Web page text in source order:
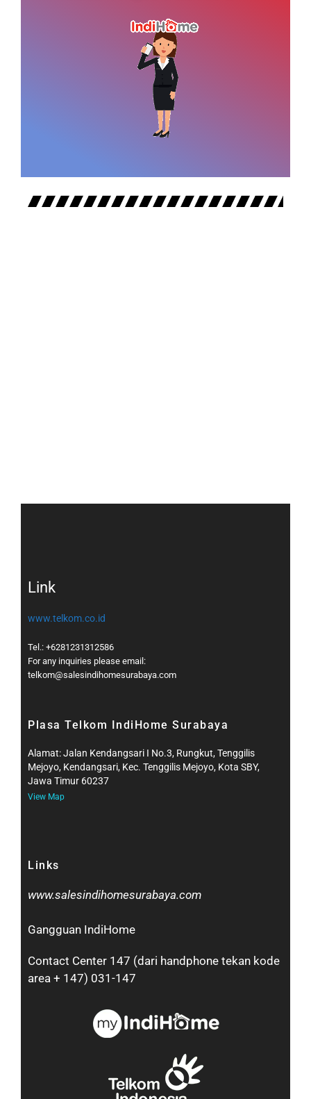
Link
www.telkom.co.id
Tel.: +6281231312586
For any inquiries please email:
telkom@salesindihomesurabaya.com​
Plasa Telkom IndiHome Surabaya
Alamat: Jalan Kendangsari I No.3, Rungkut, Tenggilis
Mejoyo, Kendangsari, Kec. Tenggilis Mejoyo, Kota SBY,
Jawa Timur 60237
View Map
Links
www.salesindihomesurabaya.com​
Gangguan IndiHome
Contact Center 147 (dari handphone tekan kode
area + 147) 031-147